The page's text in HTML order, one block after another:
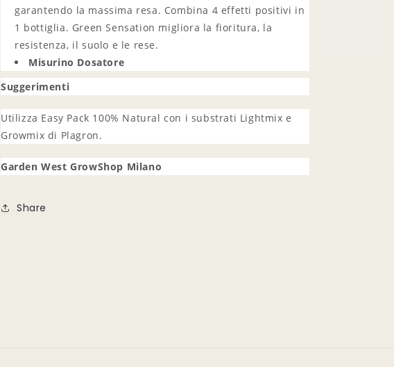
garantendo la massima resa. Combina 4 effetti positivi in ​​
1 bottiglia. Green Sensation migliora la fioritura, la
resistenza, il suolo e le rese.
Misurino Dosatore
Suggerimenti
Utilizza Easy Pack 100% Natural con i substrati Lightmix e
Growmix di Plagron.
Garden West GrowShop Milano
Share